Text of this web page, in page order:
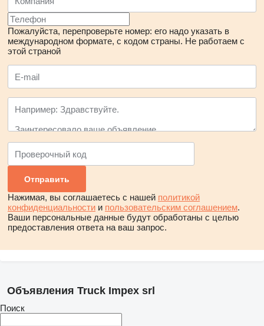
Пожалуйста, перепроверьте номер: его надо указать в
международном формате, с кодом страны. Не работаем с
этой страной
Нажимая, вы соглашаетесь с нашей политикой
конфиденциальности и пользовательским соглашением.
Ваши персональные данные будут обработаны с целью
предоставления ответа на ваш запрос.
Объявления Truck Impex srl
Поиск